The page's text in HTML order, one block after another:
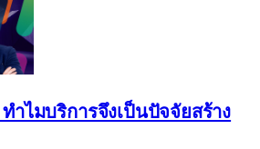
าไมบริการจึงเป็นปัจจัยสร้าง